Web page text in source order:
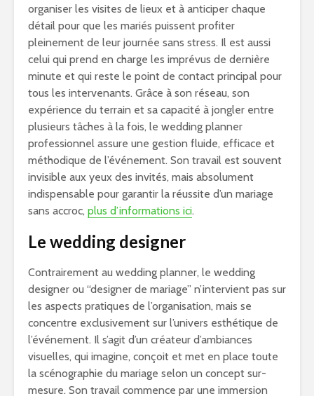
organiser les visites de lieux et à anticiper chaque
détail pour que les mariés puissent profiter
pleinement de leur journée sans stress. Il est aussi
celui qui prend en charge les imprévus de dernière
minute et qui reste le point de contact principal pour
tous les intervenants. Grâce à son réseau, son
expérience du terrain et sa capacité à jongler entre
plusieurs tâches à la fois, le wedding planner
professionnel assure une gestion fluide, efficace et
méthodique de l’événement. Son travail est souvent
invisible aux yeux des invités, mais absolument
indispensable pour garantir la réussite d’un mariage
sans accroc, plus d’informations ici.
Le wedding designer
Contrairement au wedding planner, le wedding
designer ou “designer de mariage” n’intervient pas sur
les aspects pratiques de l’organisation, mais se
concentre exclusivement sur l’univers esthétique de
l’événement. Il s’agit d’un créateur d’ambiances
visuelles, qui imagine, conçoit et met en place toute
la scénographie du mariage selon un concept sur-
mesure. Son travail commence par une immersion